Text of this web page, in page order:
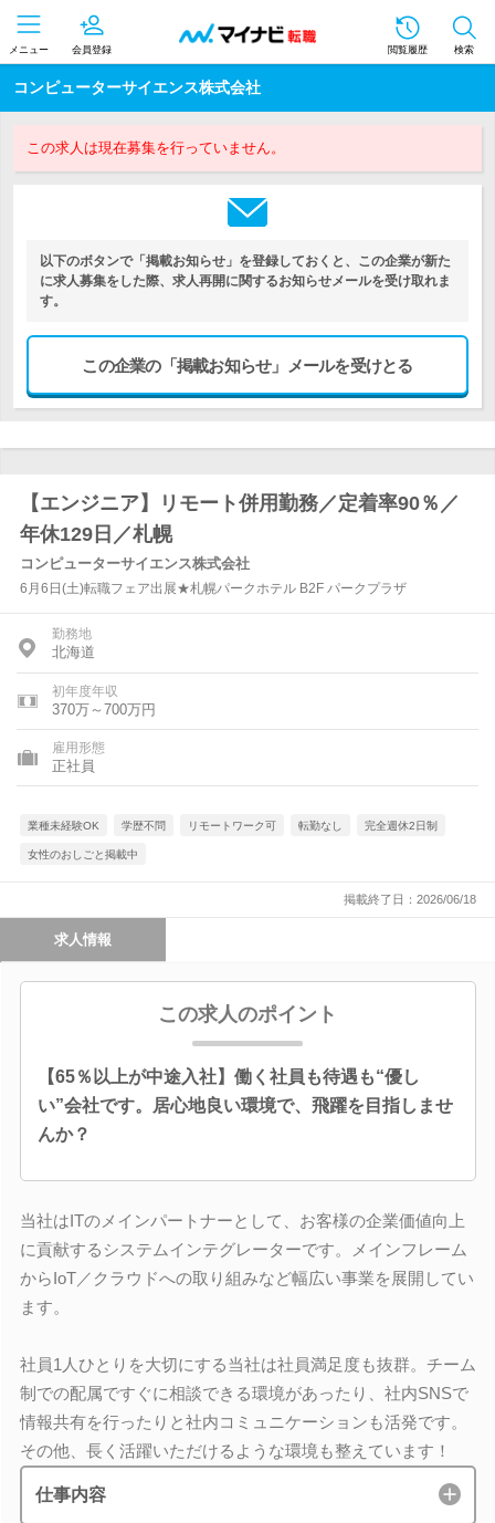
メニュー 会員登録 閲覧履歴 検索
コンピューターサイエンス株式会社
この求人は現在募集を行っていません。
以下のボタンで「掲載お知らせ」を登録しておくと、この企業が新た
に求人募集をした際、求人再開に関するお知らせメールを受け取れま
す。
この企業の「掲載お知らせ」メールを受けとる
【エンジニア】リモート併用勤務／定着率90％／
年休129日／札幌
コンピューターサイエンス株式会社
6月6日(土)転職フェア出展★札幌パークホテル B2F パークプラザ
勤務地
北海道
初年度年収
370万～700万円
雇用形態
正社員
業種未経験OK 学歴不問 リモートワーク可 転勤なし 完全週休2日制
女性のおしごと掲載中
掲載終了日：2026/06/18
求人情報
この求人のポイント
【65％以上が中途入社】働く社員も待遇も“優し
い”会社です。居心地良い環境で、飛躍を目指しませ
んか？
当社はITのメインパートナーとして、お客様の企業価値向上
に貢献するシステムインテグレーターです。メインフレーム
からIoT／クラウドへの取り組みなど幅広い事業を展開してい
ます。
社員1人ひとりを大切にする当社は社員満足度も抜群。チーム
制での配属ですぐに相談できる環境があったり、社内SNSで
情報共有を行ったりと社内コミュニケーションも活発です。
その他、長く活躍いただけるような環境も整えています！
仕事内容